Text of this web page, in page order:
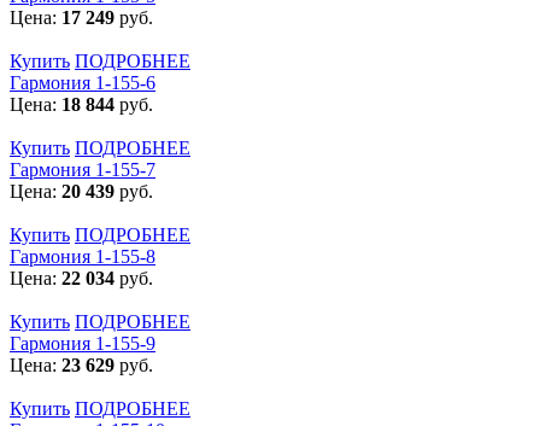
Цена: 17 249 руб.
Купить ПОДРОБНЕЕ
Гармония 1-155-6
Цена: 18 844 руб.
Купить ПОДРОБНЕЕ
Гармония 1-155-7
Цена: 20 439 руб.
Купить ПОДРОБНЕЕ
Гармония 1-155-8
Цена: 22 034 руб.
Купить ПОДРОБНЕЕ
Гармония 1-155-9
Цена: 23 629 руб.
Купить ПОДРОБНЕЕ